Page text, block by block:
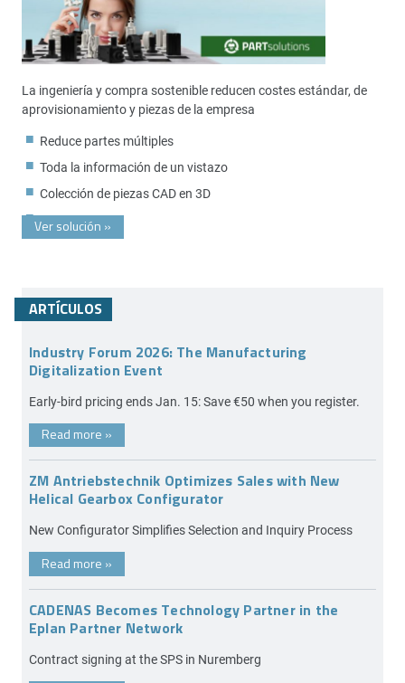
La ingeniería y compra sostenible reducen costes estándar, de
aprovisionamiento y piezas de la empresa
Reduce partes múltiples
Toda la información de un vistazo
Colección de piezas CAD en 3D
Ver solución »
ARTÍCULOS
Industry Forum 2026: The Manufacturing
Digitalization Event
Early-bird pricing ends Jan. 15: Save €50 when you register.
Read more »
ZM Antriebstechnik Optimizes Sales with New
Helical Gearbox Configurator
New Configurator Simplifies Selection and Inquiry Process
Read more »
CADENAS Becomes Technology Partner in the
Eplan Partner Network
Contract signing at the SPS in Nuremberg